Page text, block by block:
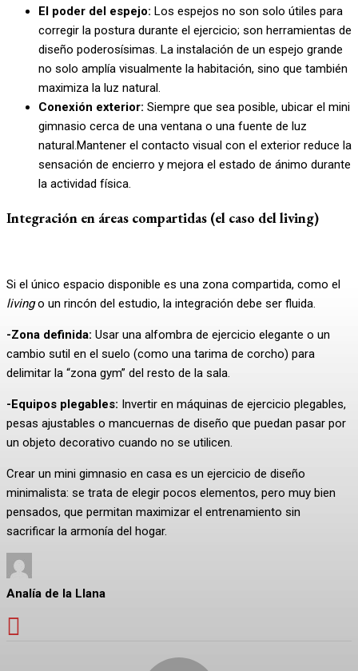
El poder del espejo: Los espejos no son solo útiles para
corregir la postura durante el ejercicio; son herramientas de
diseño poderosísimas. La instalación de un espejo grande
no solo amplía visualmente la habitación, sino que también
maximiza la luz natural.
Conexión exterior: Siempre que sea posible, ubicar el mini
gimnasio cerca de una ventana o una fuente de luz
natural.Mantener el contacto visual con el exterior reduce la
sensación de encierro y mejora el estado de ánimo durante
la actividad física.
Integración en áreas compartidas (el caso del living)
Si el único espacio disponible es una zona compartida, como el
livingo un rincón del estudio, la integración debe ser fluida.
-Zona definida: Usar una alfombra de ejercicio elegante o un
cambio sutil en el suelo (como una tarima de corcho) para
delimitar la “zona gym” del resto de la sala.
-Equipos plegables: Invertir en máquinas de ejercicio plegables,
pesas ajustables o mancuernas de diseño que puedan pasar por
un objeto decorativo cuando no se utilicen.
Crear un mini gimnasio en casa es un ejercicio de diseño
minimalista: se trata de elegir pocos elementos, pero muy bien
pensados, que permitan maximizar el entrenamiento sin
sacrificar la armonía del hogar.
Analía de la Llana